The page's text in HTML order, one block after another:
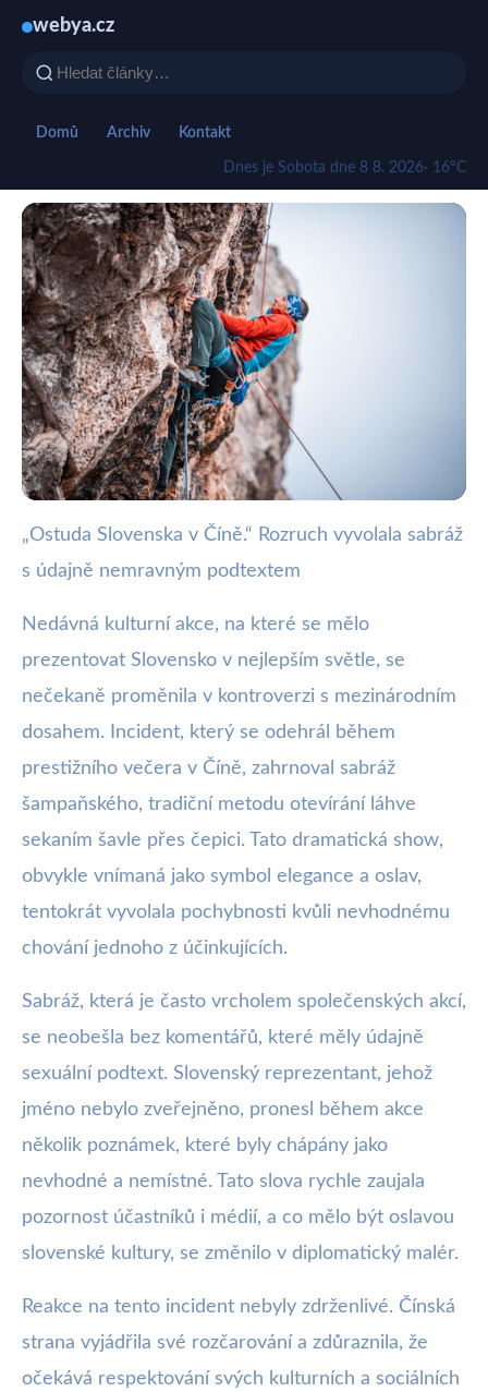
webya.cz
Domů Archiv Kontakt
Dnes je Sobota dne 8 8. 2026· 16°C
webya.cz
Sabráž s Nemravným Podtextem:
Slovensko Čelí Kontroverzi v Číně
· 3 min čtení · Autor: Nela Švecová
„Ostuda Slovenska v Číně.“ Rozruch vyvolala sabráž
s údajně nemravným podtextem
Nedávná kulturní akce, na které se mělo
prezentovat Slovensko v nejlepším světle, se
nečekaně proměnila v kontroverzi s mezinárodním
dosahem. Incident, který se odehrál během
prestižního večera v Číně, zahrnoval sabráž
šampaňského, tradiční metodu otevírání láhve
sekaním šavle přes čepici. Tato dramatická show,
obvykle vnímaná jako symbol elegance a oslav,
tentokrát vyvolala pochybnosti kvůli nevhodnému
chování jednoho z účinkujících.
Sabráž, která je často vrcholem společenských akcí,
se neobešla bez komentářů, které měly údajně
sexuální podtext. Slovenský reprezentant, jehož
jméno nebylo zveřejněno, pronesl během akce
několik poznámek, které byly chápány jako
nevhodné a nemístné. Tato slova rychle zaujala
pozornost účastníků i médií, a co mělo být oslavou
slovenské kultury, se změnilo v diplomatický malér.
Reakce na tento incident nebyly zdrženlivé. Čínská
strana vyjádřila své rozčarování a zdůraznila, že
očekává respektování svých kulturních a sociálních